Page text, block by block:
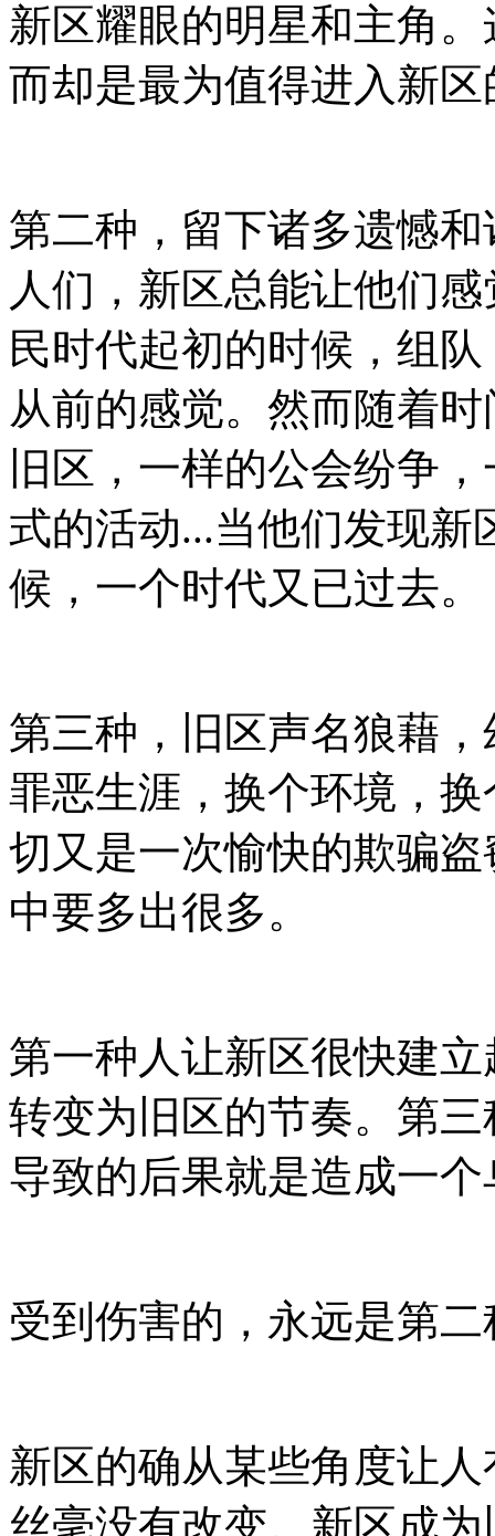
新区耀眼的明星和主角
而却是最为值得进入新
第二种，留下诸多遗憾
人们，新区总能让他们
民时代起初的时候，组
从前的感觉。然而随着
旧区，一样的公会纷争
式的活动...当他们发现
候，一个时代又已过去。
第三种，旧区声名狼藉
罪恶生涯，换个环境，
切又是一次愉快的欺骗
中要多出很多。
第一种人让新区很快建
转变为旧区的节奏。第
导致的后果就是造成一
受到伤害的，永远是第二
新区的确从某些角度让
丝毫没有改变。新区成